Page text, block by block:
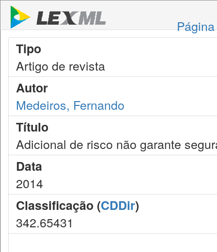
Tipo
Artigo de revista
Autor
Medeiros, Fernando
Título
Adicional de risco não garante
Data
2014
Classificação (CDDir)
342.65431